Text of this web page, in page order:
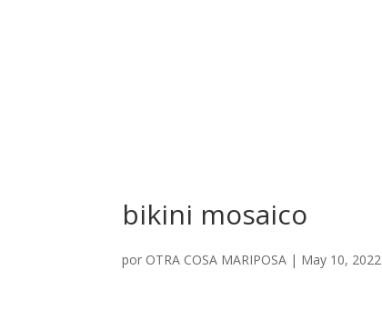
bikini mosaico
por OTRA COSA MARIPOSA | May 10, 2022